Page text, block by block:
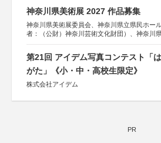
神奈川県美術展 2027 作品募集
神奈川県美術展委員会、神奈川県立県民ホー
者：（公財）神奈川芸術文化財団）、神奈川
第21回 アイデム写真コンテスト「
がた」《小・中・高校生限定》
株式会社アイデム
PR